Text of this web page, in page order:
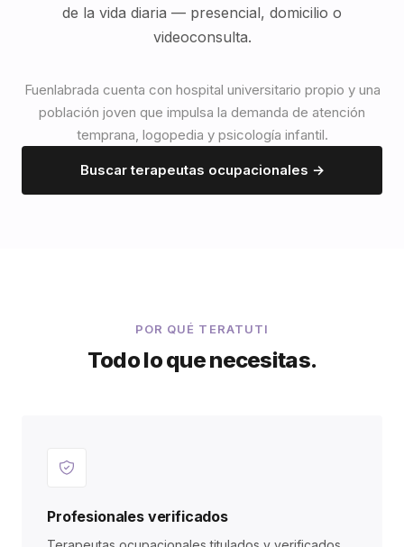
de la vida diaria — presencial, domicilio o
videoconsulta.
Fuenlabrada cuenta con hospital universitario propio y una
población joven que impulsa la demanda de atención
temprana, logopedia y psicología infantil.
Buscar terapeutas ocupacionales →
POR QUÉ TERATUTI
Todo lo que necesitas.
Profesionales verificados